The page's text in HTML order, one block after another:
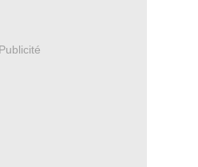
Publicité